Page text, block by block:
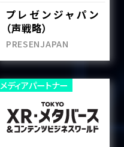
プレゼンジャパン
（声戦略）
PRESENJAPAN
メディアパートナー